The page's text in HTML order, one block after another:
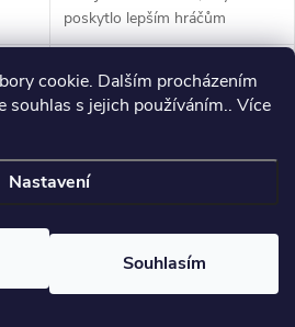
cookie. Dalším procházením
souhlas s jejich používáním.. Více
Nastavení
Souhlasím
poskytlo lepším hráčům
výkonnou, ale zároveň
odpaliště, kdy je důležitá
přesnost. Kovaný...
Kč
♡
♡